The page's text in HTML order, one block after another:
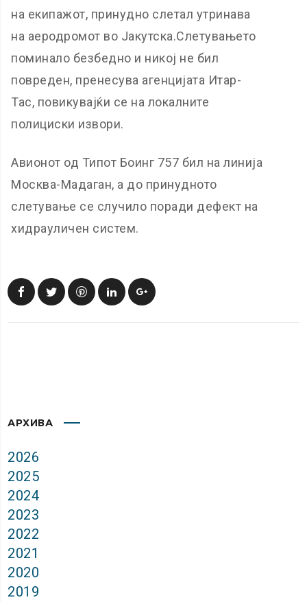
на екипажот, принудно слетал утринава
на аеродромот во Јакутска.Слетувањето
поминало безбедно и никој не бил
повреден, пренесува агенцијата Итар-
Тас, повикувајќи се на локалните
полициски извори.
Авионот од Типот Боинг 757 бил на линија
Москва-Мадаган, а до принудното
слетување се случило поради дефект на
хидрауличен систем.
АРХИВА
2026
2025
2024
2023
2022
2021
2020
2019